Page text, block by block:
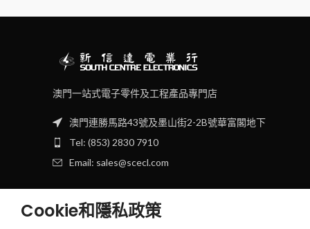
澳門一站式電子零件及工程產品專門店
澳門連勝馬路43號及墨山街2-2B號華富閣地下
Tel: (853) 2830 7910
Email: sales@scecl.com
Cookie和隱私政策